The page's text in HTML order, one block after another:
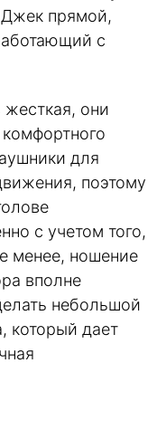
прямой,
с
они
для
поэтому
с учетом того,
менее, ношение
вполне
небольшой
который дает